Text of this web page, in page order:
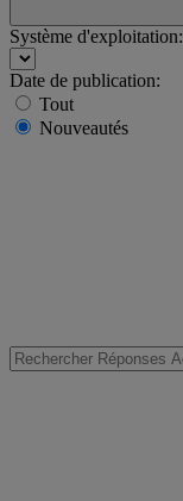
Système d'exploitation:
Date de publication:
Tout
Nouveautés